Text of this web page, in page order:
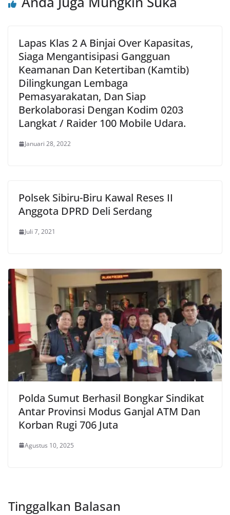
Lapas Klas 2 A Binjai Over Kapasitas,
Siaga Mengantisipasi Gangguan
Keamanan Dan Ketertiban (Kamtib)
Dilingkungan Lembaga
Pemasyarakatan, Dan Siap
Berkolaborasi Dengan Kodim 0203
Langkat / Raider 100 Mobile Udara.
Januari 28, 2022
Polsek Sibiru-Biru Kawal Reses II
Anggota DPRD Deli Serdang
Juli 7, 2021
Polda Sumut Berhasil Bongkar Sindikat
Antar Provinsi Modus Ganjal ATM Dan
Korban Rugi 706 Juta
Agustus 10, 2025
Tinggalkan Balasan